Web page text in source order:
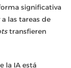
significativa
las tareas de
transfieren
la IA está